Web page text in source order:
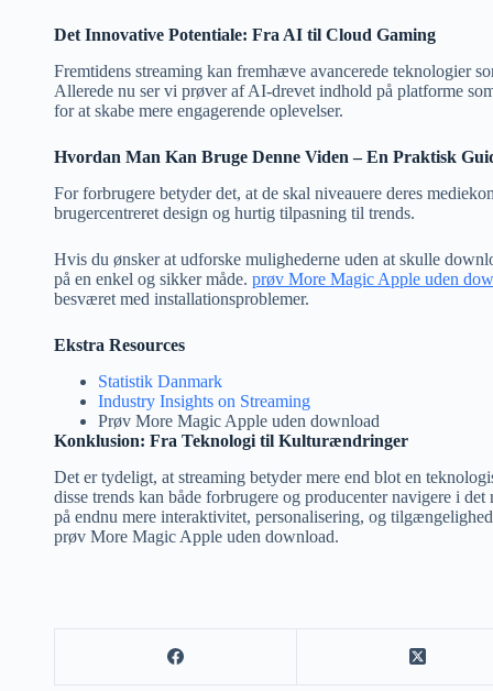
Det Innovative Potentiale: Fra AI til Cloud Gaming
Fremtidens streaming kan fremhæve avancerede teknologier
Allerede nu ser vi prøver af AI-drevet indhold på platforme
for at skabe mere engagerende oplevelser.
Hvordan Man Kan Bruge Denne Viden – En Praktisk
For forbrugere betyder det, at de skal niveauere deres
brugercentreret design og hurtig tilpasning til trends.
Hvis du ønsker at udforske mulighederne uden at skulle
på en enkel og sikker måde. prøv More Magic Apple uden
besværet med installationsproblemer.
Ekstra Resources
Statistik Danmark
Industry Insights on Streaming
Prøv More Magic Apple uden download
Konklusion: Fra Teknologi til Kulturændringer
Det er tydeligt, at streaming betyder mere end blot en
disse trends kan både forbrugere og producenter navigere i
på endnu mere interaktivitet, personalisering, og
prøv More Magic Apple uden download.